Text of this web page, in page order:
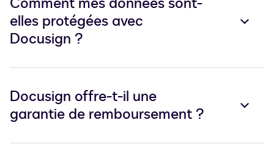
elles protégées avec
Docusign ?
Docusign offre-t-il une
garantie de remboursement ?